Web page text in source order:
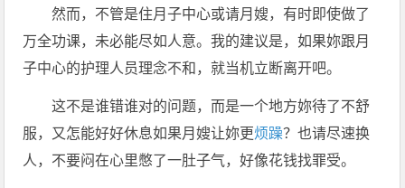
然而，不管是住月子中心或请月嫂，有时即使做了
万全功课，未必能尽如人意。我的建议是，如果妳跟月
子中心的护理人员理念不和，就当机立断离开吧。
这不是谁错谁对的问题，而是一个地方妳待了不舒
服，又怎能好好休息如果月嫂让妳更烦躁？也请尽速换
人，不要闷在心里憋了一肚子气，好像花钱找罪受。